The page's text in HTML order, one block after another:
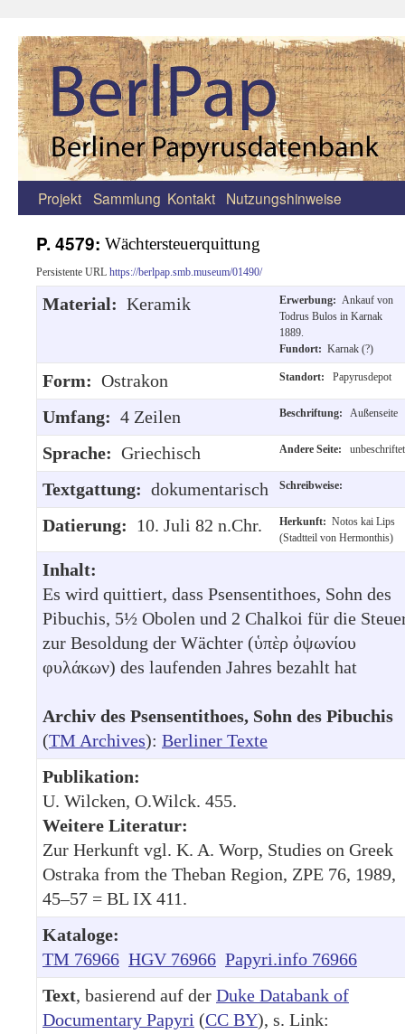
Zum
springen
Projekt Sammlung Kontakt Nutzungshinweise
P. 4579: Wächtersteuerquittung
Persistente URL https://berlpap.smb.museum/01490/
Material: Keramik Erwerbung: Ankauf von
Todrus Bulos in Karnak
1889.
Fundort: Karnak (?)
Form: Ostrakon Standort: Papyrusdepot
Umfang: 4 Zeilen Beschriftung: Außenseite
Sprache: Griechisch Andere Seite: unbeschriftet
Textgattung: dokumentarisch Schreibweise:
Datierung: 10. Juli 82 n.Chr. Herkunft: Notos kai Lips
(Stadtteil von Hermonthis)
Inhalt:
Es wird quittiert, dass Psensentithoes, Sohn des
Pibuchis, 5½ Obolen und 2 Chalkoi für die
zur Besoldung der Wächter (ὑπὲρ ὀψωνίου
φυλάκων) des laufenden Jahres bezahlt hat
Archiv des Psensentithoes, Sohn des Pibuchis
(TM Archives): Berliner Texte
Publikation:
U. Wilcken, O.Wilck. 455.
Weitere Literatur:
Zur Herkunft vgl. K. A. Worp, Studies on Greek
Ostraka from the Theban Region, ZPE 76, 1989,
45–57 = BL IX 411.
Kataloge:
TM 76966 HGV 76966 Papyri.info 76966
Text, basierend auf der Duke Databank of
Documentary Papyri (CC BY), s. Link: